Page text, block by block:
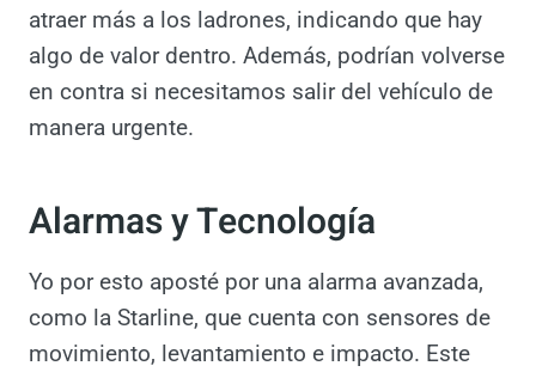
Aunque existen múltiples tipos de cerraduras
y dispositivos para asegurar las puertas de la
autocaravana, yo prefiero no usarlas. Tengo
pueden atraer más a los ladrones, indicando
que hay algo de valor dentro. Además,
podrían volverse en contra si necesitamos
salir del vehículo de manera urgente.